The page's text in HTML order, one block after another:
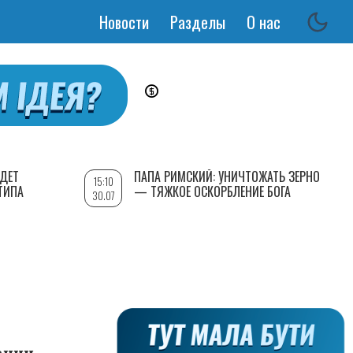
Основная
Новости Разделы О нас
15:10
30.07
ПАПА РИМСКИЙ: УНИЧТОЖАТЬ ЗЕРНО
— ТЯЖКОЕ ОСКОРБЛЕНИЕ БОГА